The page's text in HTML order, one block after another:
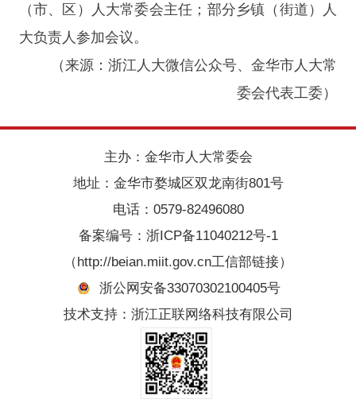
（市、区）人大常委会主任；部分乡镇（街道）人
大负责人参加会议。
（来源：浙江人大微信公众号、金华市人大常
委会代表工委）
主办：金华市人大常委会
地址：金华市婺城区双龙南街801号
电话：0579-82496080
备案编号： 浙ICP备11040212号-1
（http://beian.miit.gov.cn工信部链接）
浙公网安备33070302100405号
技术支持：浙江正联网络科技有限公司